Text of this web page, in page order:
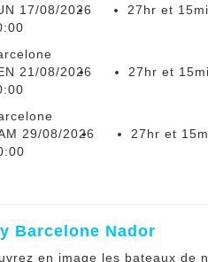
17/08/2026
27hr et
21/08/2026
27hr et
29/08/2026
27hr et
Barcelone Nador
en image les bateaux de